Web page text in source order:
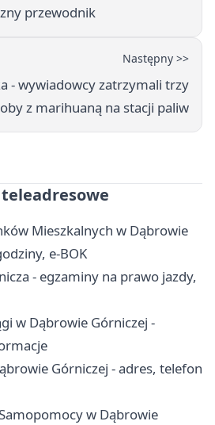
przewodnik
Następny >>
- wywiadowcy zatrzymali trzy
z marihuaną na stacji paliw
Mieszkalnych w Dąbrowie
e-BOK
- egzaminy na prawo jazdy,
w Dąbrowie Górniczej -
Górniczej - adres, telefon
w Dąbrowie